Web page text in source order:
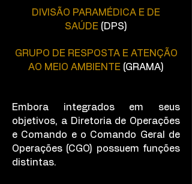
DIVISÃO PARAMÉDICA E DE
SAÚDE (DPS)
GRUPO DE RESPOSTA E ATENÇÃO
AO MEIO AMBIENTE (GRAMA)
Embora integrados em seus
objetivos, a Diretoria de Operações
e Comando e o Comando Geral de
Operações (CGO) possuem funções
distintas.